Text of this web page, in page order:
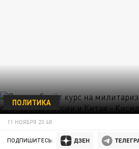
ПОЛИТИКА
11 НОЯБРЯ 23:48
ПОДПИШИТЕСЬ: